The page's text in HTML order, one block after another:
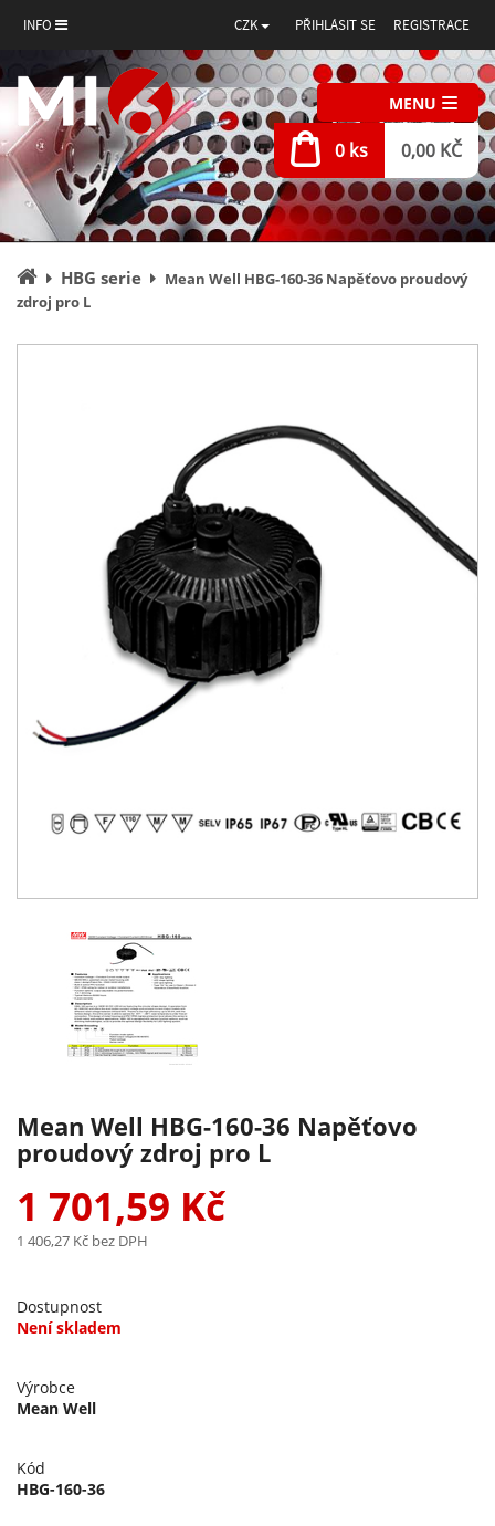
INFO CZK PŘIHLÁSIT SE REGISTRACE
MENU
0 ks 0,00 KČ
Úvodní
stránka
HBG serie
Mean Well HBG-160-36 Napěťovo proudový
zdroj pro L
Mean Well HBG-160-36 Napěťovo
proudový zdroj pro L
1 701,59 Kč
1 406,27 Kč bez DPH
Dostupnost
Není skladem
Výrobce
Mean Well
Kód
HBG-160-36